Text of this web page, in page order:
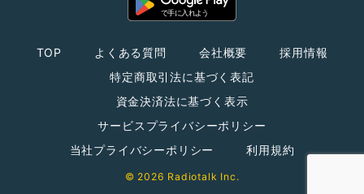
TOP よくある質問 会社概要
採用情報
特定商取引法に基づく表記
資金決済法に基づく表示
サービスプライバシーポリシー
当社プライバシーポリシー
利用規約
© 2026 Radiotalk Inc.